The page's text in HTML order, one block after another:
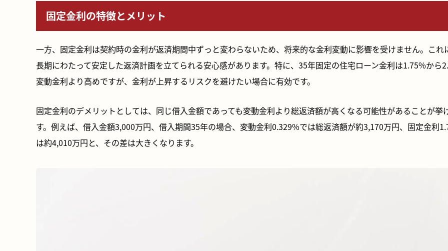
固定金利の特徴とメリット
一方、固定金利は契約時の金利が返済期間中ずっと変わらないため、将来的な金利変動に影響を受けません。これ
長期にわたって安定した返済計画を立てられる安心感があります。特に、35年固定の住宅ローン金利は1.75%から
変動金利より高めですが、金利が上昇するリスクを避けたい場合に有効です。
固定金利のデメリットとしては、同じ借入金額であっても変動金利より総返済額が高くなる可能性があることが挙
す。例えば、借入金額3,000万円、借入期間35年の場合、変動金利0.329%では総返済額が約3,170万円、固定金利
は約4,010万円と、その差は大きくなります。